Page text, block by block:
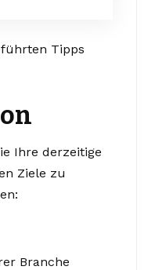
Tipps
Ihre derzeitige
Ziele zu
Branche